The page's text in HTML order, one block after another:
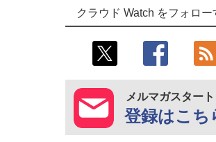
クラウド Watch をフォロー
メルマガスタート
登録はこち